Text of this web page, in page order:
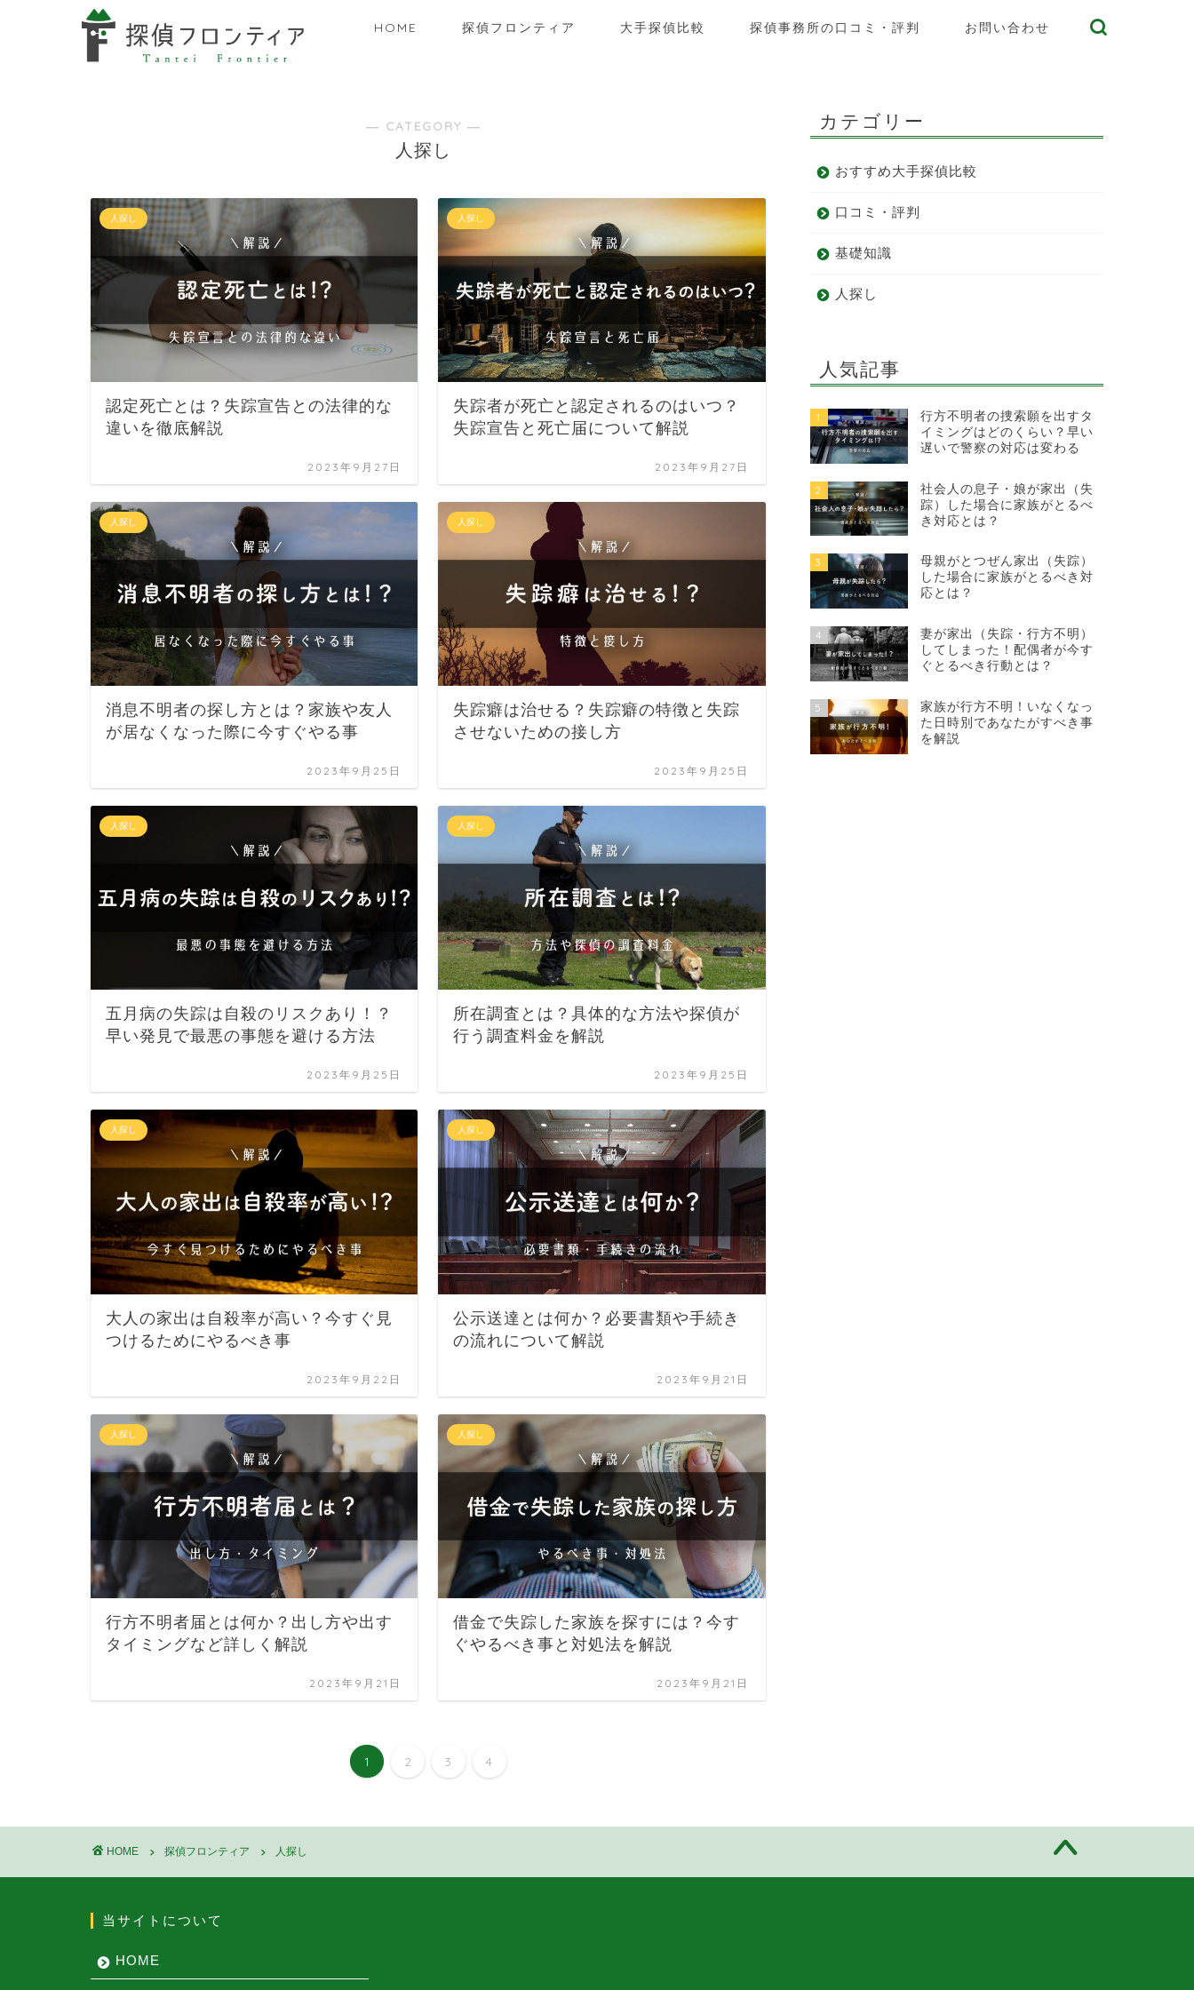
HOME 探偵フロンティア 大手探偵比較 探偵事務所の口コミ・評判 お問い合わせ
― CATEGORY ―
人探し
人探し
認定死亡とは？失踪宣告との法律的な
違いを徹底解説
2023年9月27日
人探し
失踪者が死亡と認定されるのはいつ？
失踪宣告と死亡届について解説
2023年9月27日
人探し
消息不明者の探し方とは？家族や友人
が居なくなった際に今すぐやる事
2023年9月25日
人探し
失踪癖は治せる？失踪癖の特徴と失踪
させないための接し方
2023年9月25日
人探し
五月病の失踪は自殺のリスクあり！？
早い発見で最悪の事態を避ける方法
2023年9月25日
人探し
所在調査とは？具体的な方法や探偵が
行う調査料金を解説
2023年9月25日
人探し
大人の家出は自殺率が高い？今すぐ見
つけるためにやるべき事
2023年9月22日
人探し
公示送達とは何か？必要書類や手続き
の流れについて解説
2023年9月21日
人探し
行方不明者届とは何か？出し方や出す
タイミングなど詳しく解説
2023年9月21日
人探し
借金で失踪した家族を探すには？今す
ぐやるべき事と対処法を解説
2023年9月21日
1 2 3 4
カテゴリー
おすすめ大手探偵比較
口コミ・評判
基礎知識
人探し
人気記事
1
行方不明者の捜索願を出すタ
イミングはどのくらい？早い
遅いで警察の対応は変わる
2
社会人の息子・娘が家出（失
踪）した場合に家族がとるべ
き対応とは？
3
母親がとつぜん家出（失踪）
した場合に家族がとるべき対
応とは？
4
妻が家出（失踪・行方不明）
してしまった！配偶者が今す
ぐとるべき行動とは？
5
家族が行方不明！いなくなっ
た日時別であなたがすべき事
を解説
HOME 探偵フロンティア 人探し
当サイトについて
HOME